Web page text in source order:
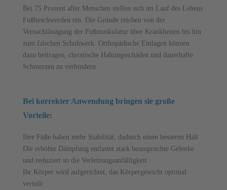
Bei 75 Prozent aller Menschen stellen sich im Lauf des Lebens
Fußbeschwerden ein. Die Gründe reichen von der
Vernachlässigung der Fußmuskulatur über Krank heiten bis hin
zum falschen Schuhwerk. Orthopädische Einlagen können
dazu beitragen, c hronische Haltungsschäden und dauerhafte
Schmerzen zu verhindern.
Bei korrekter Anwendung bringen sie große
Vorteile:
Ihre Füße haben mehr Stabilität, dadurch einen besseren Halt
Die erhöhte Dämpfung entlastet stark beanspruchte Gelenke
und reduziert so die Verletzungsanfälligkeit
Ihr Körper wird aufgerichtet, das Körpergewicht optimal
verteilt